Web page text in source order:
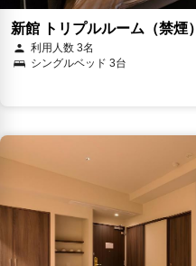
新館 トリプルルーム（禁煙）
利用人数 3名
シングルベッド 3台